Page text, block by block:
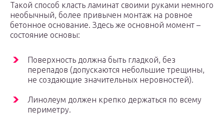
Такой способ класть ламинат своими руками немного
необычный, более привычен монтаж на ровное
бетонное основание. Здесь же основной момент –
состояние основы:
Поверхность должна быть гладкой, без
перепадов (допускаются небольшие трещины,
не создающие значительных неровностей).
Линолеум должен крепко держаться по всему
периметру.